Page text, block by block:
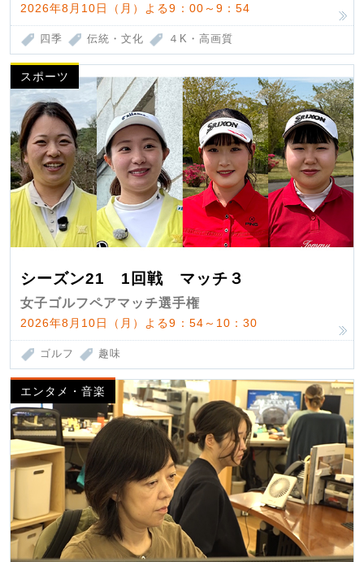
2026年8月10日（月）よる9：00～9：54
四季 伝統・文化 ４K・高画質
スポーツ
シーズン21 1回戦 マッチ３
女子ゴルフペアマッチ選手権
2026年8月10日（月）よる9：54～10：30
ゴルフ 趣味
エンタメ・音楽